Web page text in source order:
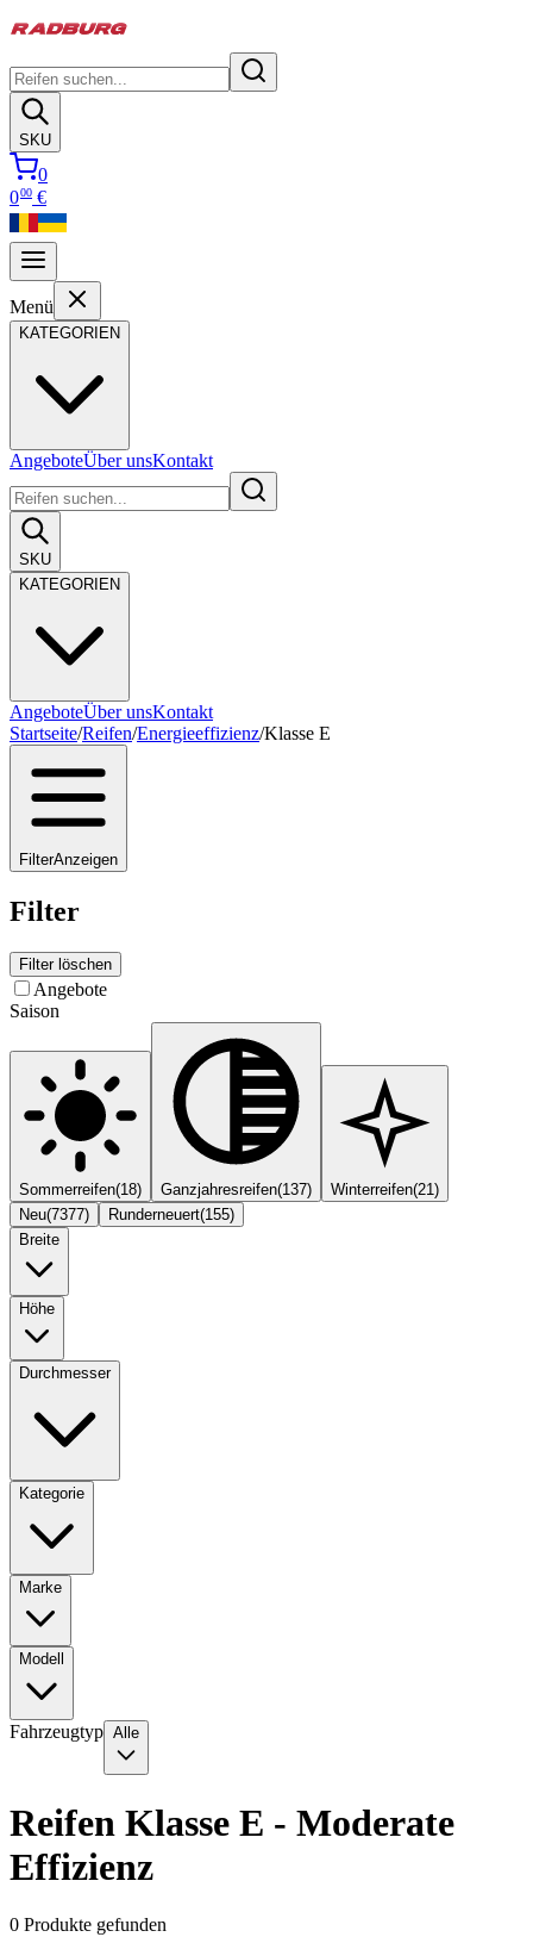
SKU
0
000 €
Menü
KATEGORIEN
AngeboteÜber unsKontakt
SKU
KATEGORIEN
AngeboteÜber unsKontakt
Startseite/Reifen/Energieeffizienz/Klasse E
FilterAnzeigen
Filter
Filter löschen
Angebote
Saison
Sommerreifen(18) Ganzjahresreifen(137) Winterreifen(21)
Neu(7377) Runderneuert(155)
Breite
Höhe
Durchmesser
Kategorie
Marke
Modell
Fahrzeugtyp Alle
Reifen Klasse E - Moderate
Effizienz
0 Produkte gefunden